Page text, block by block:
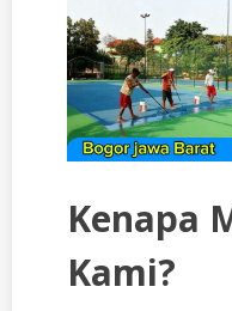
Kenapa
Kami?